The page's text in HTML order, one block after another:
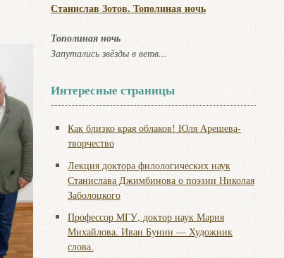
Станислав Зотов. Тополиная ночь
Тополиная ночь
Запутались звёзды в ветв...
Интересные страницы
Как близко края облаков! Юля Арешева-
творчество
Лекция доктора филологических наук
Станислава Джимбинова о поэзии Николая
Заболоцкого
Профессор МГУ, доктор наук Мария
Михайлова. Иван Бунин — Художник
слова.